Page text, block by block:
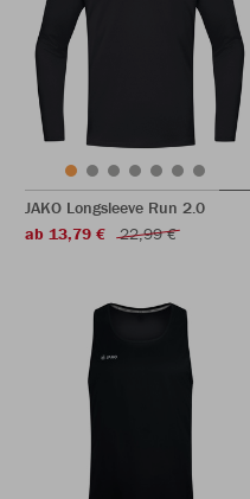
JAKO Longsleeve Run 2.0
ab 13,79 €
22,99 €